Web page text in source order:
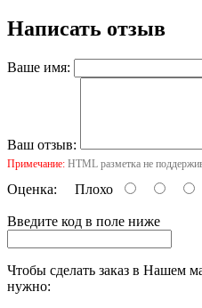
Написать отзыв
Ваше имя:
Ваш отзыв:
Примечание: HTML разметка не
Оценка: Плохо
Введите код в поле ниже
Чтобы сделать заказ в Нашем
нужно: